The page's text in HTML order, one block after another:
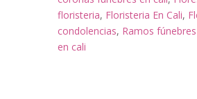
floristeria, Floristeria En Cali,
condolencias, Ramos
en cali